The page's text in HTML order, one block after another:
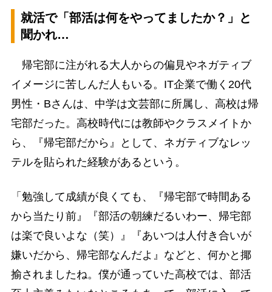
就活で「部活は何をやってましたか？」と
聞かれ…
帰宅部に注がれる大人からの偏見やネガティブ
イメージに苦しんだ人もいる。IT企業で働く20代
男性・Bさんは、中学は文芸部に所属し、高校は帰
宅部だった。高校時代には教師やクラスメイトか
ら、『帰宅部だから』として、ネガティブなレッ
テルを貼られた経験があるという。
「勉強して成績が良くても、『帰宅部で時間ある
から当たり前』『部活の朝練だるいわー、帰宅部
は楽で良いよな（笑）』『あいつは人付き合いが
嫌いだから、帰宅部なんだよ』などと、何かと揶
揄されましたね。僕が通っていた高校では、部活